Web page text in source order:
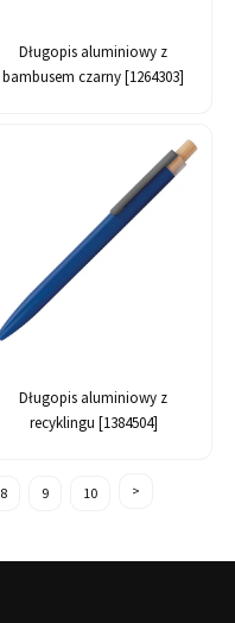
Długopis aluminiowy z
bambusem czarny [1264303]
Długopis aluminiowy z
recyklingu [1384504]
8 9 10